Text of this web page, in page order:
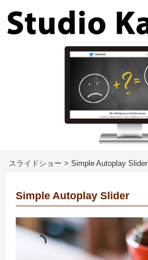
ン
テ
スライドショー > Simple Autoplay Slider
Simple Autoplay Slider